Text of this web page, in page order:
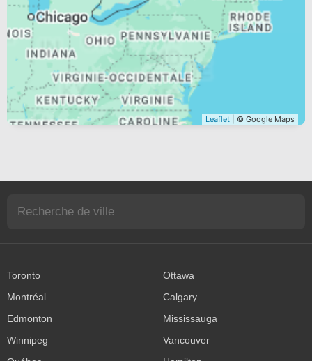
Leaflet | © Google Maps
Toronto
Ottawa
Montréal
Calgary
Edmonton
Mississauga
Winnipeg
Vancouver